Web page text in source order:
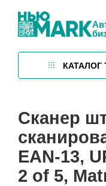
КАТАЛОГ
Сканер
EAN-13,
2 of 5,